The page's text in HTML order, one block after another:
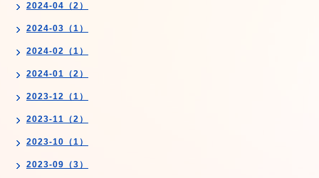
2024-04（2）
2024-03（1）
2024-02（1）
2024-01（2）
2023-12（1）
2023-11（2）
2023-10（1）
2023-09（3）